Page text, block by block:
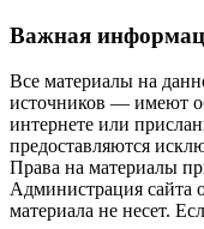
Важная
Все материалы на
источников — имеют
интернете или
предоставляются
Права на материалы
Администрация сайта
материала не несет.